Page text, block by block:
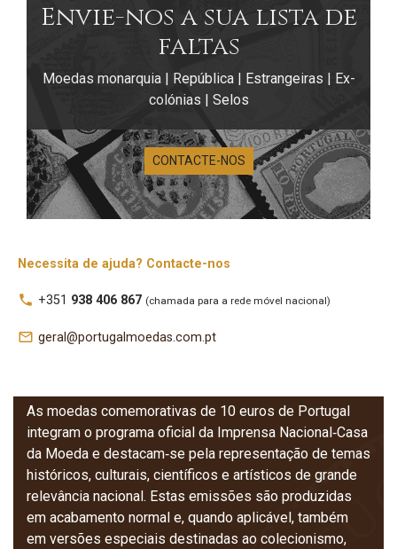
Envie-nos a sua lista de
faltas
Moedas monarquia | República | Estrangeiras | Ex-
colónias | Selos
CONTACTE-NOS
Necessita de ajuda? Contacte-nos
local_phone +351 938 406 867 (chamada para a rede móvel nacional)
mail_outline geral@portugalmoedas.com.pt
Moedas
Comemorativas
de 10 Euros de
As moedas comemorativas de 10 euros de Portugal
integram o programa oficial da Imprensa Nacional‑Casa
da Moeda e destacam‑se pela representação de temas
históricos, culturais, científicos e artísticos de grande
relevância nacional. Estas emissões são produzidas
em acabamento normal e, quando aplicável, também
em versões especiais destinadas ao colecionismo,